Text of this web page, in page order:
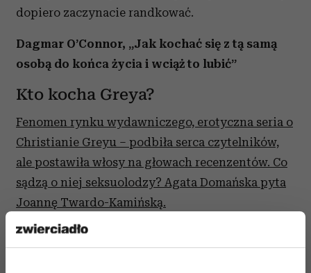
dopiero zaczynacie randkować.
Dagmar O’Connor, „Jak kochać się z tą samą
osobą do końca życia i wciąż to lubić”
Kto kocha Greya?
Fenomen rynku wydawniczego, erotyczna seria o
Christianie Greyu – podbiła serca czytelników,
ale postawiła włosy na głowach recenzentów. Co
sądzą o niej seksuolodzy? Agata Domańska pyta
Joannę Twardo-Kamińską.
Ta książka nikogo nie pozostawia obojętnym.